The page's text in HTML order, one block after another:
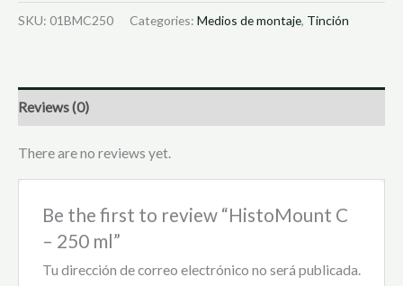
SKU: 01BMC250 Categories: Medios de montaje, Tinción
Reviews (0)
There are no reviews yet.
Be the first to review “HistoMount C
– 250 ml”
Tu dirección de correo electrónico no será publicada.